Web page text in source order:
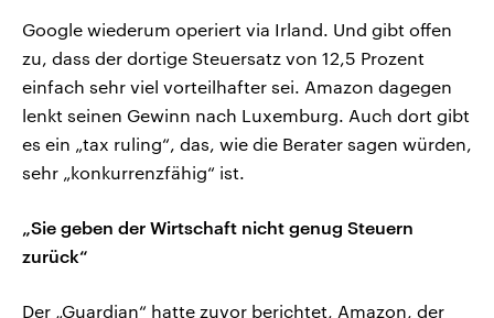
Google wiederum operiert via Irland. Und gibt offen
zu, dass der dortige Steuersatz von 12,5 Prozent
einfach sehr viel vorteilhafter sei. Amazon dagegen
lenkt seinen Gewinn nach Luxemburg. Auch dort gibt
es ein „tax ruling“, das, wie die Berater sagen würden,
sehr „konkurrenzfähig“ ist.
„Sie geben der Wirtschaft nicht genug Steuern
zurück“
Der „Guardian“ hatte zuvor berichtet, Amazon, der